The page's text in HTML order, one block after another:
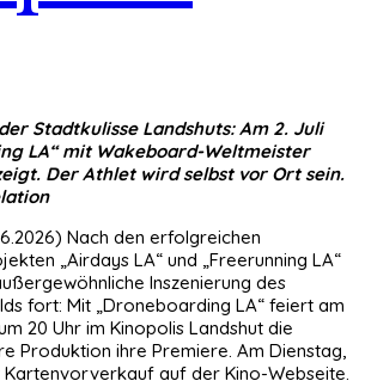
Stadtkulisse Landshuts: Am 2. Juli
LA“ mit Wakeboard-Weltmeister
Der Athlet wird selbst vor Ort sein.
Nach den erfolgreichen
„Airdays LA“ und „Freerunning LA“
Inszenierung des
fort: Mit „Droneboarding LA“ feiert am
20 Uhr im Kinopolis Landshut die
Produktion ihre Premiere. Am Dienstag,
Kartenvorverkauf auf der Kino-Webseite.